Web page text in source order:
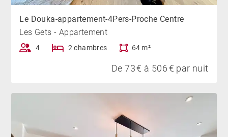
Le Douka-appartement-4Pers-Proche Centre
Les Gets - Appartement
4 2 chambres 64 m²
De 73 € à 506 € par nuit